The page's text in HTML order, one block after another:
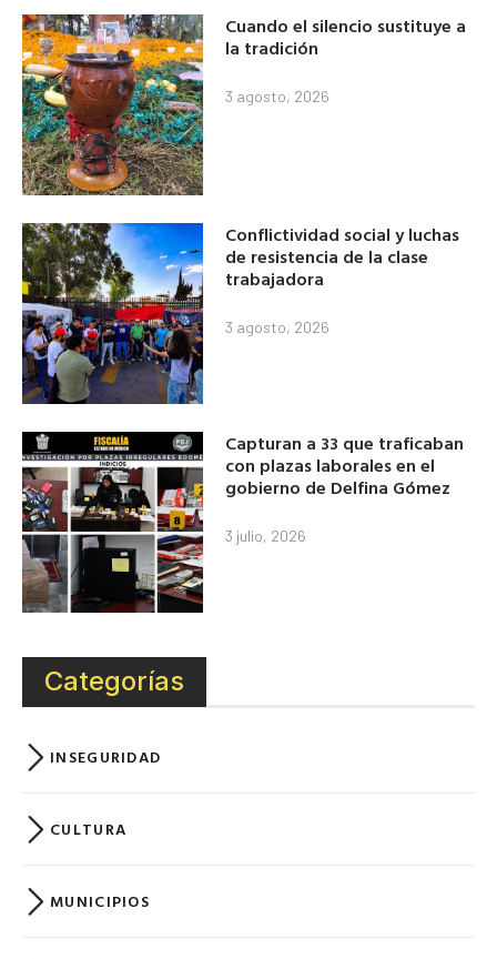
Cuando el silencio sustituye a
la tradición
3 agosto, 2026
Conflictividad social y luchas
de resistencia de la clase
trabajadora
3 agosto, 2026
Capturan a 33 que traficaban
con plazas laborales en el
gobierno de Delfina Gómez
3 julio, 2026
Categorías
INSEGURIDAD
CULTURA
MUNICIPIOS